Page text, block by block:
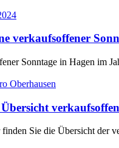
verkaufsoffener
Sonntage in Hagen im
Sie die Übersicht der